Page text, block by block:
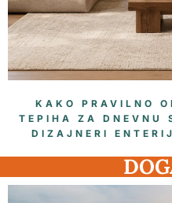
KAKO PRAVILNO
TEPIHA ZA DNEVNU
DIZAJNERI